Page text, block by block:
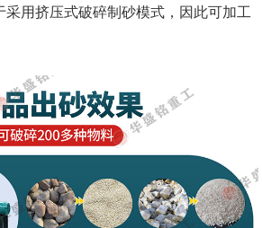
采用挤压式破碎制砂模式，因此可加工